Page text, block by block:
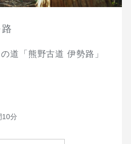
道「熊野古道 伊勢路」
分